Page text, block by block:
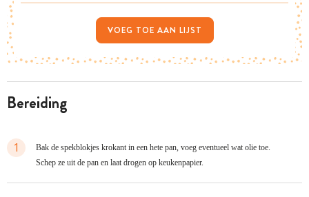
bereiding
1
Bak de spekblokjes krokant in een hete pan, voeg eventueel wat olie toe.
Schep ze uit de pan en laat drogen op keukenpapier.
VOEG TOE AAN LIJST